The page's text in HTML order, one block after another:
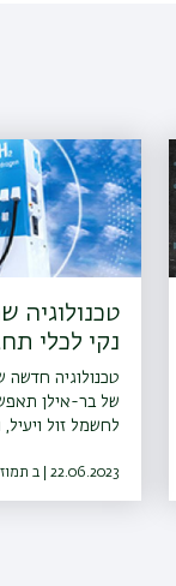
טכנולוגיה
נקי לכלי
טכנולוגיה חדשה
של בר-אילן
לחשמל זול
22.06.2023 | ב תמוז